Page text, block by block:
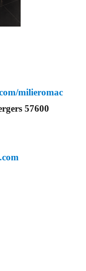
milieromac
57600